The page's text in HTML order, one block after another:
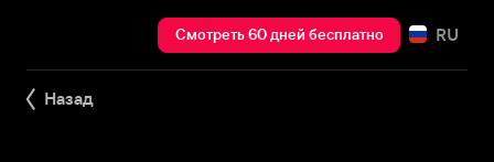
Смотреть 60 дней бесплатно RU
Назад